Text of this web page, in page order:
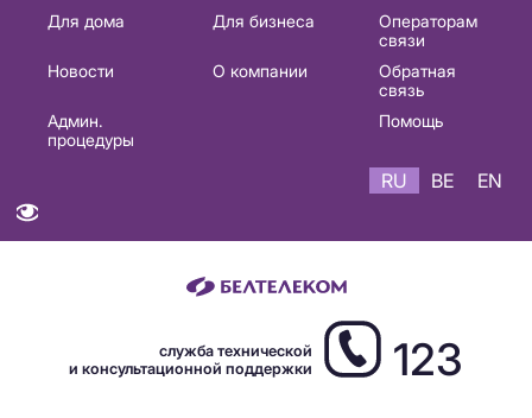
Основная
навигация
Для дома Для бизнеса
Операторам
связи
Новости
О компании
Обратная
связь
Админ.
процедуры
Помощь
RU BE EN
служба технической
и консультационной поддержки
123